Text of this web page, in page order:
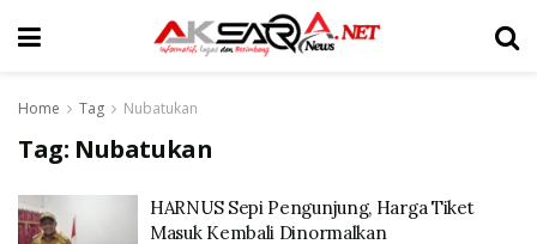
Home Tag Nubatukan
Tag: Nubatukan
HARNUS Sepi Pengunjung, Harga Tiket
Masuk Kembali Dinormalkan